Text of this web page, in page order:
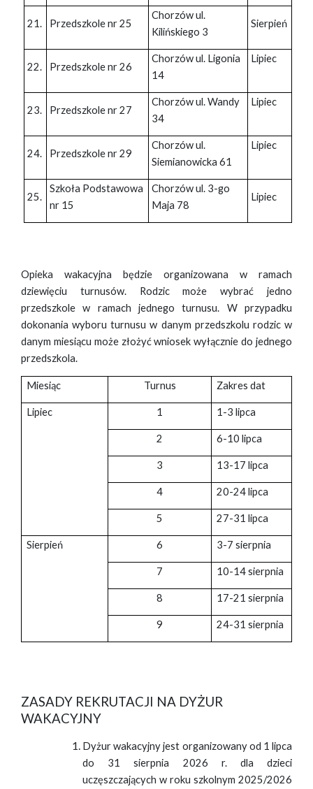
21. Przedszkole nr 25
Chorzów ul.
Kilińskiego 3
Sierpień
22. Przedszkole nr 26
Chorzów ul. Ligonia
14
Lipiec
23. Przedszkole nr 27
Chorzów ul. Wandy
34
Lipiec
24. Przedszkole nr 29
Chorzów ul.
Siemianowicka 61
Lipiec
25.
Szkoła Podstawowa
nr 15
Chorzów ul. 3-go
Maja 78
Lipiec
Opieka wakacyjna będzie organizowana w ramach
dziewięciu turnusów. Rodzic może wybrać jedno
przedszkole w ramach jednego turnusu. W przypadku
dokonania wyboru turnusu w danym przedszkolu rodzic w
danym miesiącu może złożyć wniosek wyłącznie do jednego
przedszkola.
Miesiąc Turnus Zakres dat
Lipiec 1 1-3 lipca
2 6-10 lipca
3 13-17 lipca
4 20-24 lipca
5 27-31 lipca
Sierpień 6 3-7 sierpnia
7 10-14 sierpnia
8 17-21 sierpnia
9 24-31 sierpnia
ZASADY REKRUTACJI NA DYŻUR
WAKACYJNY
Dyżur wakacyjny jest organizowany od 1 lipca
do 31 sierpnia 2026 r. dla dzieci
uczęszczających w roku szkolnym 2025/2026